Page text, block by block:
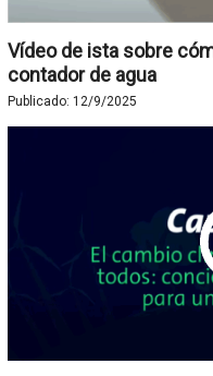
Vídeo de ista sobre
contador de agua
Publicado: 12/9/2025